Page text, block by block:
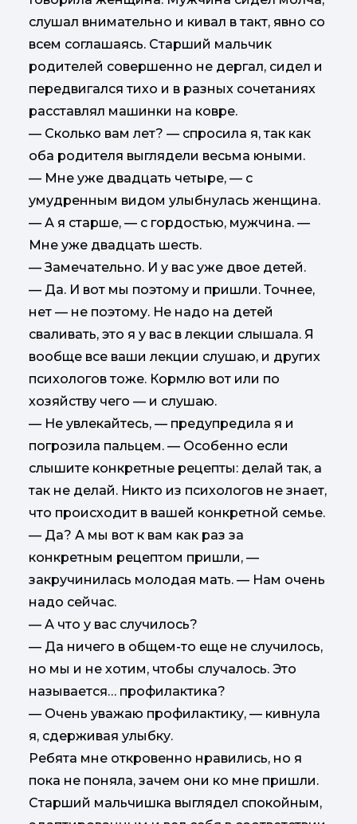
слушал внимательно и кивал в такт, явно со
всем соглашаясь. Старший мальчик
родителей совершенно не дергал, сидел и
передвигался тихо и в разных сочетаниях
расставлял машинки на ковре.
— Сколько вам лет? — спросила я, так как
оба родителя выглядели весьма юными.
— Мне уже двадцать четыре, — с
умудренным видом улыбнулась женщина.
— А я старше, — с гордостью, мужчина. —
Мне уже двадцать шесть.
— Замечательно. И у вас уже двое детей.
— Да. И вот мы поэтому и пришли. Точнее,
нет — не поэтому. Не надо на детей
сваливать, это я у вас в лекции слышала. Я
вообще все ваши лекции слушаю, и других
психологов тоже. Кормлю вот или по
хозяйству чего — и слушаю.
— Не увлекайтесь, — предупредила я и
погрозила пальцем. — Особенно если
слышите конкретные рецепты: делай так, а
так не делай. Никто из психологов не знает,
что происходит в вашей конкретной семье.
— Да? А мы вот к вам как раз за
конкретным рецептом пришли, —
закручинилась молодая мать. — Нам очень
надо сейчас.
— А что у вас случилось?
— Да ничего в общем-то еще не случилось,
но мы и не хотим, чтобы случалось. Это
называется… профилактика?
— Очень уважаю профилактику, — кивнула
я, сдерживая улыбку.
Ребята мне откровенно нравились, но я
пока не поняла, зачем они ко мне пришли.
Старший мальчишка выглядел спокойным,